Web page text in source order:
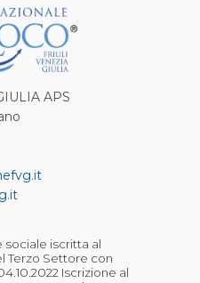
APS
iscritta al
Terzo Settore con
Iscrizione al